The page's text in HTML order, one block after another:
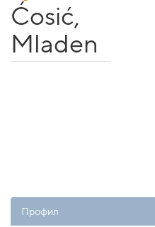
Ćosić,
Mladen
Профил